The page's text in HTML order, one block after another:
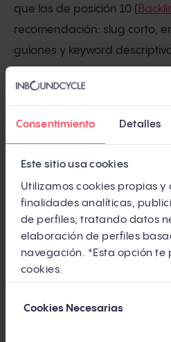
Consentimiento Detalles
Este sitio usa cookies
Utilizamos cookies propias y
finalidades analíticas,
de perfiles; tratando datos
elaboración de perfiles
navegación. *Esta opción te
cookies.
deCookies Necesarias
que las de posición 10 (
recomendación: slug corto,
guiones y keyword
Densidad semántica.
La
de rendimientos
es la cobertura del tema: el
(n=11,8 millones de
aumentar en 1 punto el
de cobertura integral del
posición en el ranking.
Optimizar el on-page es
del mundo, pero si el